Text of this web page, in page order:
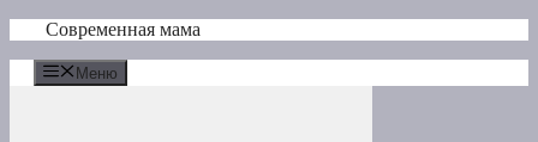
Перейти
содержимому
Современная мама
Меню